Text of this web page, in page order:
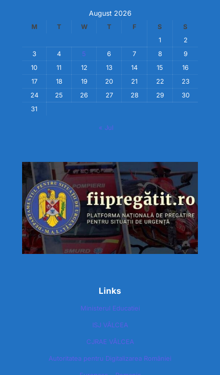
August 2026
M T W T F S
S
1
2
3
4 5 6 7 8
9
10
11 12 13 14 15
16
17
18 19 20 21 22
23
24
25 26 27 28 29
30
31
« Jul
Links
Ministerul Educatiei
ISJ VÂLCEA
CJRAE VÂLCEA
Autoritatea pentru Digitalizarea României​